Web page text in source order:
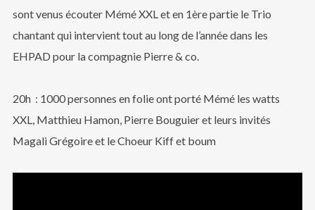
sont venus écouter Mémé XXL et en 1ère partie le Trio
chantant qui intervient tout au long de l’année dans les
EHPAD pour la compagnie Pierre & co.
20h : 1000 personnes en folie ont porté Mémé les watts
XXL, Matthieu Hamon, Pierre Bouguier et leurs invités
Magali Grégoire et le Choeur Kiff et boum